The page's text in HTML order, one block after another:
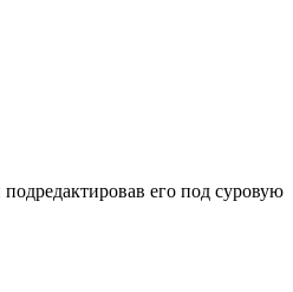
его под суровую